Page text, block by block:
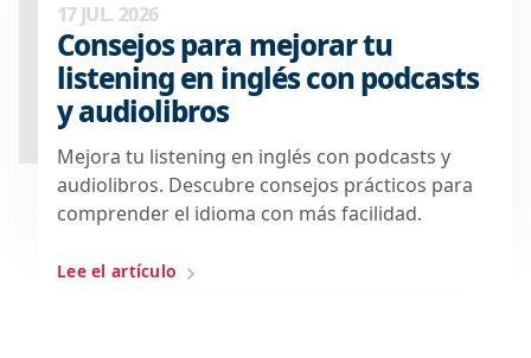
17 JUL. 2026
Consejos para mejorar tu
listening en inglés con podcasts
y audiolibros
Mejora tu listening en inglés con podcasts y
audiolibros. Descubre consejos prácticos para
comprender el idioma con más facilidad.
Lee el artículo